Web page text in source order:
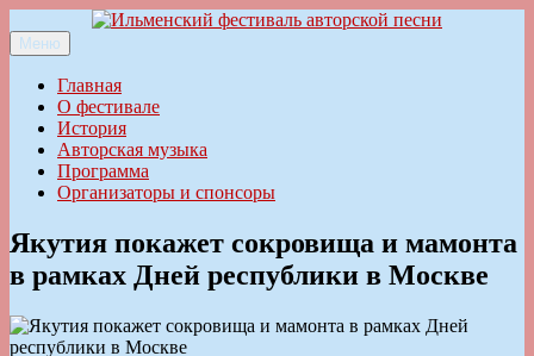
к
содержимому
Ильменский фестиваль авторской песни
Меню
Главная
О фестивале
История
Авторская музыка
Программа
Организаторы и спонсоры
Якутия покажет сокровища и мамонта
в рамках Дней республики в Москве